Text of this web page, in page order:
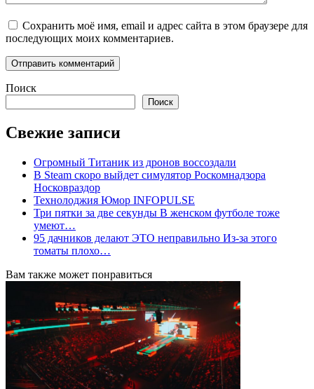
Сохранить моё имя, email и адрес сайта в этом браузере для
последующих моих комментариев.
Поиск
Поиск
Свежие записи
Огромный Титаник из дронов воссоздали
В Steam скоро выйдет симулятор Роскомнадзора
Носковраздор
Технолоджия Юмор INFOPULSE
Три пятки за две секунды В женском футболе тоже
умеют…
95 дачников делают ЭТО неправильно Из-за этого
томаты плохо…
Вам также может понравиться